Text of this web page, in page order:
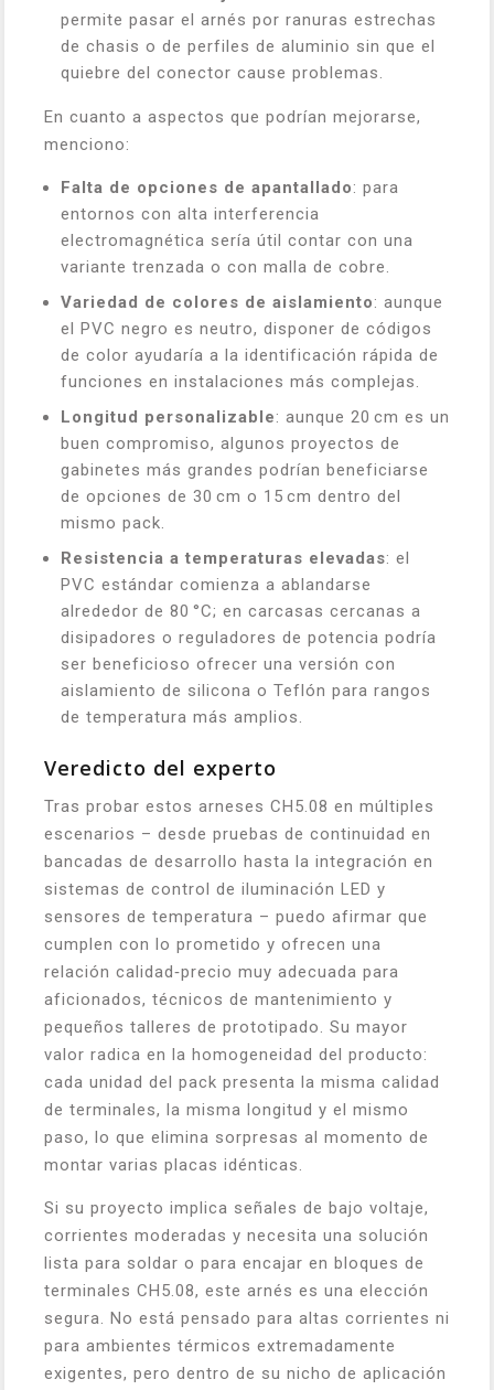
permite pasar el arnés por ranuras estrechas
de chasis o de perfiles de aluminio sin que el
quiebre del conector cause problemas.
En cuanto a aspectos que podrían mejorarse,
menciono:
Falta de opciones de apantallado: para
entornos con alta interferencia
electromagnética sería útil contar con una
variante trenzada o con malla de cobre.
Variedad de colores de aislamiento: aunque
el PVC negro es neutro, disponer de códigos
de color ayudaría a la identificación rápida de
funciones en instalaciones más complejas.
Longitud personalizable: aunque 20 cm es un
buen compromiso, algunos proyectos de
gabinetes más grandes podrían beneficiarse
de opciones de 30 cm o 15 cm dentro del
mismo pack.
Resistencia a temperaturas elevadas: el
PVC estándar comienza a ablandarse
alrededor de 80 °C; en carcasas cercanas a
disipadores o reguladores de potencia podría
ser beneficioso ofrecer una versión con
aislamiento de silicona o Teflón para rangos
de temperatura más amplios.
Veredicto del experto
Tras probar estos arneses CH5.08 en múltiples
escenarios – desde pruebas de continuidad en
bancadas de desarrollo hasta la integración en
sistemas de control de iluminación LED y
sensores de temperatura – puedo afirmar que
cumplen con lo prometido y ofrecen una
relación calidad‑precio muy adecuada para
aficionados, técnicos de mantenimiento y
pequeños talleres de prototipado. Su mayor
valor radica en la homogeneidad del producto:
cada unidad del pack presenta la misma calidad
de terminales, la misma longitud y el mismo
paso, lo que elimina sorpresas al momento de
montar varias placas idénticas.
Si su proyecto implica señales de bajo voltaje,
corrientes moderadas y necesita una solución
lista para soldar o para encajar en bloques de
terminales CH5.08, este arnés es una elección
segura. No está pensado para altas corrientes ni
para ambientes térmicos extremadamente
exigentes, pero dentro de su nicho de aplicación